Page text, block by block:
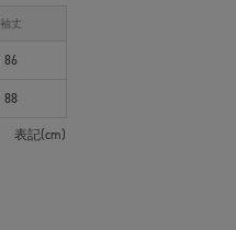
袖丈
86
88
表記(cm)